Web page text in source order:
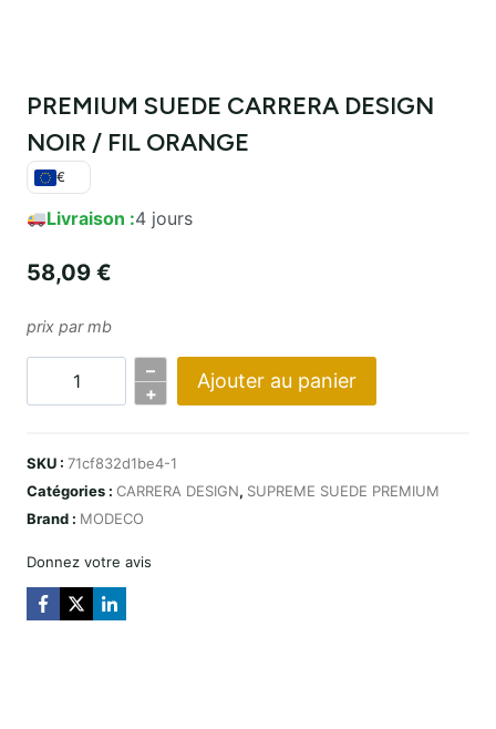
PREMIUM SUEDE CARRERA DESIGN
NOIR / FIL ORANGE
€
Livraison :4 jours
58,09 €
prix par mb
Quantité
CARRERA
DESIGN
CZARNA
/
NIĆ
ORANGE
–
+
Ajouter au panier
SKU : 71cf832d1be4-1
Catégories : CARRERA DESIGN, SUPREME SUEDE PREMIUM
Brand : MODECO
Donnez votre avis